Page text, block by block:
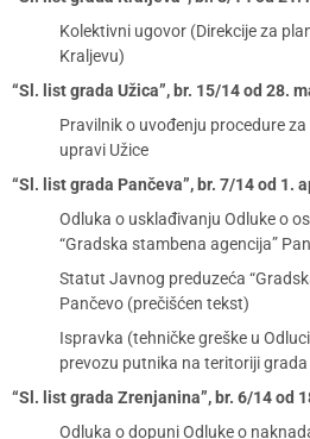
Kolektivni ugovor (Direkcije za
Kraljevu)
“Sl. list grada Užica”, br. 15/14 od 28.
Pravilnik o uvođenju procedure
upravi Užice
“Sl. list grada Pančeva”, br. 7/14 od 1.
Odluka o usklađivanju Odluke o
“Gradska stambena agencija”
Statut Javnog preduzeća
Pančevo (prečišćen tekst)
Ispravka (tehničke greške u
prevozu putnika na teritoriji grada
“Sl. list grada Zrenjanina”, br. 6/14 od
Odluka o dopuni Odluke o